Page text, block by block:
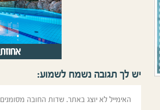
יש לך תגובה נשמח לשמוע:
האימייל לא יוצג באתר. שדות החובה מסומנים